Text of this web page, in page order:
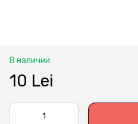
В наличии
10 Lei